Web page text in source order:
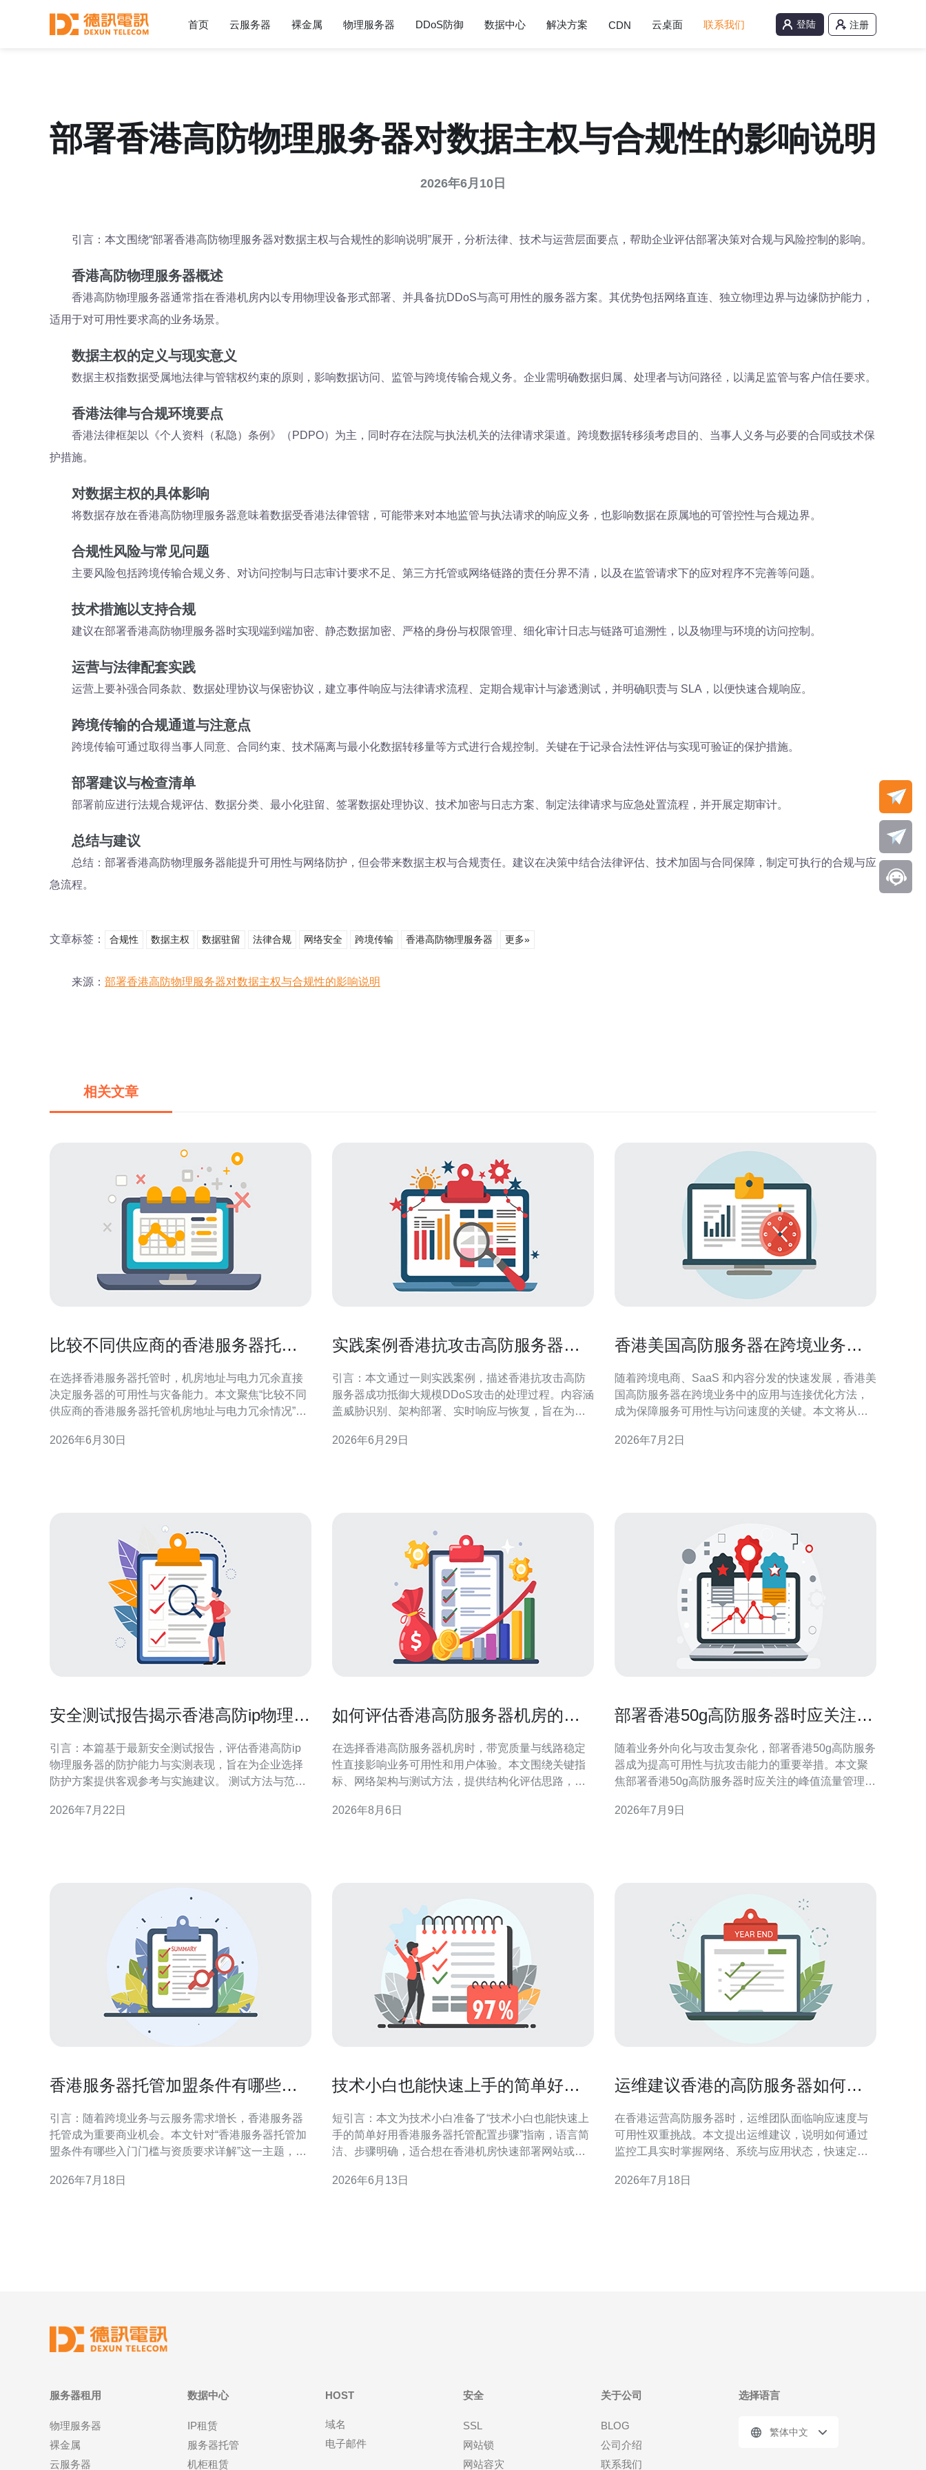
首页 云服务器 裸金属 物理服务器 DDoS防御 数据中心 解决方案 CDN 云桌面 联系我们 登陆 注册
部署香港高防物理服务器对数据主权与合规性的影响说明
2026年6月10日
引言：本文围绕“部署香港高防物理服务器对数据主权与合规性的影响说明”展开，分析法律、技术与运营层面要点，帮助企业评估部署决策对合规与风险控制的影响。
香港高防物理服务器概述
香港高防物理服务器通常指在香港机房内以专用物理设备形式部署、并具备抗DDoS与高可用性的服务器方案。其优势包括网络直连、独立物理边界与边缘防护能力，
适用于对可用性要求高的业务场景。
数据主权的定义与现实意义
数据主权指数据受属地法律与管辖权约束的原则，影响数据访问、监管与跨境传输合规义务。企业需明确数据归属、处理者与访问路径，以满足监管与客户信任要求。
香港法律与合规环境要点
香港法律框架以《个人资料（私隐）条例》（PDPO）为主，同时存在法院与执法机关的法律请求渠道。跨境数据转移须考虑目的、当事人义务与必要的合同或技术保
护措施。
对数据主权的具体影响
将数据存放在香港高防物理服务器意味着数据受香港法律管辖，可能带来对本地监管与执法请求的响应义务，也影响数据在原属地的可管控性与合规边界。
合规性风险与常见问题
主要风险包括跨境传输合规义务、对访问控制与日志审计要求不足、第三方托管或网络链路的责任分界不清，以及在监管请求下的应对程序不完善等问题。
技术措施以支持合规
建议在部署香港高防物理服务器时实现端到端加密、静态数据加密、严格的身份与权限管理、细化审计日志与链路可追溯性，以及物理与环境的访问控制。
运营与法律配套实践
运营上要补强合同条款、数据处理协议与保密协议，建立事件响应与法律请求流程、定期合规审计与渗透测试，并明确职责与 SLA，以便快速合规响应。
跨境传输的合规通道与注意点
跨境传输可通过取得当事人同意、合同约束、技术隔离与最小化数据转移量等方式进行合规控制。关键在于记录合法性评估与实现可验证的保护措施。
部署建议与检查清单
部署前应进行法规合规评估、数据分类、最小化驻留、签署数据处理协议、技术加密与日志方案、制定法律请求与应急处置流程，并开展定期审计。
总结与建议
总结：部署香港高防物理服务器能提升可用性与网络防护，但会带来数据主权与合规责任。建议在决策中结合法律评估、技术加固与合同保障，制定可执行的合规与应
急流程。
文章标签： 合规性 数据主权 数据驻留 法律合规 网络安全 跨境传输 香港高防物理服务器 更多»
来源： 部署香港高防物理服务器对数据主权与合规性的影响说明
相关文章
比较不同供应商的香港服务器托管
在选择香港服务器托管时，机房地址与电力冗余直接
决定服务器的可用性与灾备能力。本文聚焦“比较不同
供应商的香港服务器托管机房地址与电力冗余情况”，
企业做出合规且高可用的托管决策。 机房地理分布与
2026年6月30日
实践案例香港抗攻击高防服务器成
引言：本文通过一则实践案例，描述香港抗攻击高防
服务器成功抵御大规模DDoS攻击的处理过程。内容涵
盖威胁识别、架构部署、实时响应与恢复，旨在为区
概况 该案例发生在香港节点，目标为面向亚太用户的
2026年6月29日
香港美国高防服务器在跨境业务中
随着跨境电商、SaaS 和内容分发的快速发展，香港美
国高防服务器在跨境业务中的应用与连接优化方法，
成为保障服务可用性与访问速度的关键。本文将从防
供系统性策略，帮助企业在复杂网络环境中提升稳定
2026年7月2日
安全测试报告揭示香港高防ip物理服
引言：本篇基于最新安全测试报告，评估香港高防ip
物理服务器的防护能力与实测表现，旨在为企业选择
防护方案提供客观参考与实施建议。 测试方法与范围
络层（L3/L4）与应用层（L7）攻击场景，包含流量洪
2026年7月22日
如何评估香港高防服务器机房的带
在选择香港高防服务器机房时，带宽质量与线路稳定
性直接影响业务可用性和用户体验。本文围绕关键指
标、网络架构与测试方法，提供结构化评估思路，帮
能力 带宽容量不仅看标称值，更要关注可用带宽在突
2026年8月6日
部署香港50g高防服务器时应关注的
随着业务外向化与攻击复杂化，部署香港50g高防服务
器成为提高可用性与抗攻击能力的重要举措。本文聚
焦部署香港50g高防服务器时应关注的峰值流量管理与
议，帮助运维与安全团队在流量突发时维持业务连续
2026年7月9日
香港服务器托管加盟条件有哪些入
引言：随着跨境业务与云服务需求增长，香港服务器
托管成为重要商业机会。本文针对“香港服务器托管加
盟条件有哪些入门门槛与资质要求详解”这一主题，系
性并规避主要风险。 市场定位与业务模式要求 在决定
2026年7月18日
技术小白也能快速上手的简单好用
短引言：本文为技术小白准备了“技术小白也能快速上
手的简单好用香港服务器托管配置步骤”指南，语言简
洁、步骤明确，适合想在香港机房快速部署网站或应
香港服务器托管常因地理位置近、延迟低和对中国内
2026年6月13日
运维建议香港的高防服务器如何通
在香港运营高防服务器时，运维团队面临响应速度与
可用性双重挑战。本文提出运维建议，说明如何通过
监控工具实时掌握网络、系统与应用状态，快速定位
技术人员与决策者。 为什么监控对香港的高防服务器
2026年7月18日
服务器租用
物理服务器
裸金属
云服务器
数据中心
IP租赁
服务器托管
机柜租赁
HOST
域名
电子邮件
安全
SSL
网站锁
网站容灾
关于公司
BLOG
公司介绍
联系我们
选择语言
繁体中文